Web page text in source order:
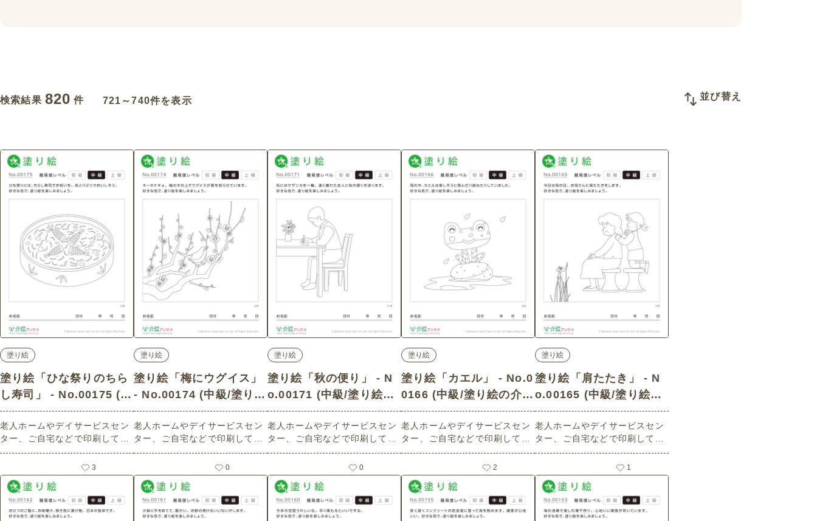
検索結果 820 件 721～740件を表示 並び替え
塗り絵
塗り絵「ひな祭りのちら
し寿司」 - No.00175 (中
級/塗り絵の介護レク素
材)
老人ホームやデイサービスセン
ター、ご自宅などで印刷してお
使いいただける無料の高齢者向
け介護レク素材（塗り絵・中
級）です。
3
塗り絵
塗り絵「梅にウグイス」
- No.00174 (中級/塗り絵
の介護レク素材)
老人ホームやデイサービスセン
ター、ご自宅などで印刷してお
使いいただける無料の高齢者向
け介護レク素材（塗り絵・中
級）です。
0
塗り絵
塗り絵「秋の便り」 - N
o.00171 (中級/塗り絵の
介護レク素材)
老人ホームやデイサービスセン
ター、ご自宅などで印刷してお
使いいただける無料の高齢者向
け介護レク素材（塗り絵・中
級）です。
0
塗り絵
塗り絵「カエル」 - No.0
0166 (中級/塗り絵の介護
レク素材)
老人ホームやデイサービスセン
ター、ご自宅などで印刷してお
使いいただける無料の高齢者向
け介護レク素材（塗り絵・中
級）です。
2
塗り絵
塗り絵「肩たたき」 - N
o.00165 (中級/塗り絵の
介護レク素材)
老人ホームやデイサービスセン
ター、ご自宅などで印刷してお
使いいただける無料の高齢者向
け介護レク素材（塗り絵・中
級）です。
1